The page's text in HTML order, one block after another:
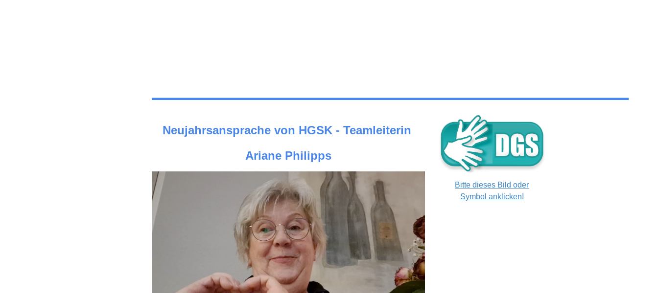
Neujahrsansprache von HGSK - Teamleiterin
Ariane Philipps
Bitte dieses Bild oder
Symbol anklicken!